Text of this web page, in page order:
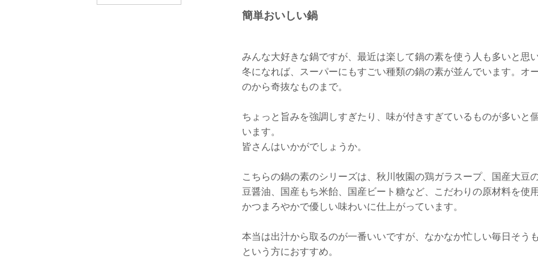
簡単おいしい鍋
みんな大好きな鍋ですが、最近は楽して鍋の素を使う人も多いと思
冬になれば、スーパーにもすごい種類の鍋の素が並んでいます。オ
のから奇抜なものまで。
ちょっと旨みを強調しすぎたり、味が付きすぎているものが多いと
います。
皆さんはいかがでしょうか。
こちらの鍋の素のシリーズは、秋川牧園の鶏ガラスープ、国産大豆
豆醤油、国産もち米飴、国産ビート糖など、こだわりの原材料を使
かつまろやかで優しい味わいに仕上がっています。
本当は出汁から取るのが一番いいですが、なかなか忙しい毎日そう
という方におすすめ。